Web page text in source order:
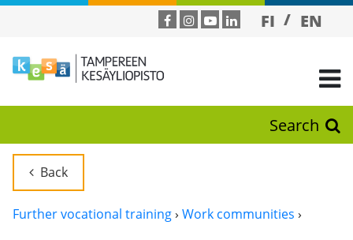
FI EN
Search
Back
Further vocational training› Work communities ›